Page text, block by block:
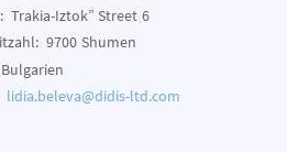
Trakia-Iztok” Street 6
9700 Shumen
Bulgarien
lidia.beleva@didis-ltd.com